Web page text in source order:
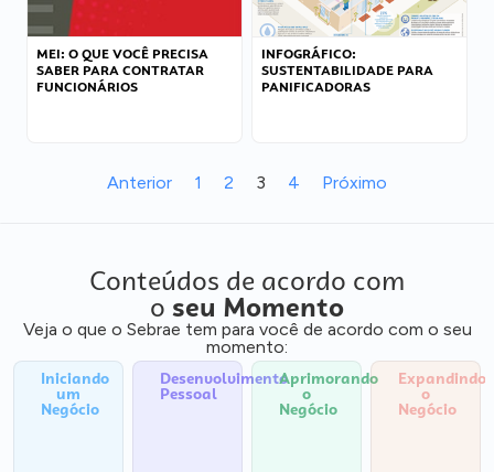
MEI: O QUE VOCÊ PRECISA
SABER PARA CONTRATAR
FUNCIONÁRIOS
INFOGRÁFICO:
SUSTENTABILIDADE PARA
PANIFICADORAS
Anterior 1 2 3 4 Próximo
Conteúdos de acordo com
o seu Momento
Veja o que o Sebrae tem para você de acordo com o seu
momento:
Iniciando
um
Negócio
Desenvolvimento
Pessoal
Aprimorando
o
Negócio
Expandindo
o
Negócio